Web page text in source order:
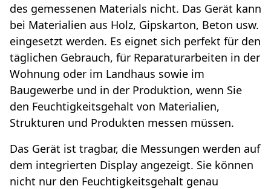
des gemessenen Materials nicht. Das Gerät kann
bei Materialien aus Holz, Gipskarton, Beton usw.
eingesetzt werden. Es eignet sich perfekt für den
täglichen Gebrauch, für Reparaturarbeiten in der
Wohnung oder im Landhaus sowie im
Baugewerbe und in der Produktion, wenn Sie
den Feuchtigkeitsgehalt von Materialien,
Strukturen und Produkten messen müssen.
Das Gerät ist tragbar, die Messungen werden auf
dem integrierten Display angezeigt. Sie können
nicht nur den Feuchtigkeitsgehalt genau